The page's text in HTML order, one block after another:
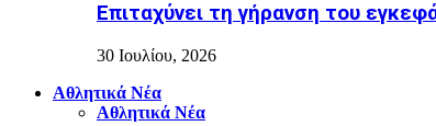
Επιταχύνει τη γήρανση του
30 Ιουλίου, 2026
Αθλητικά Νέα
Αθλητικά Νέα